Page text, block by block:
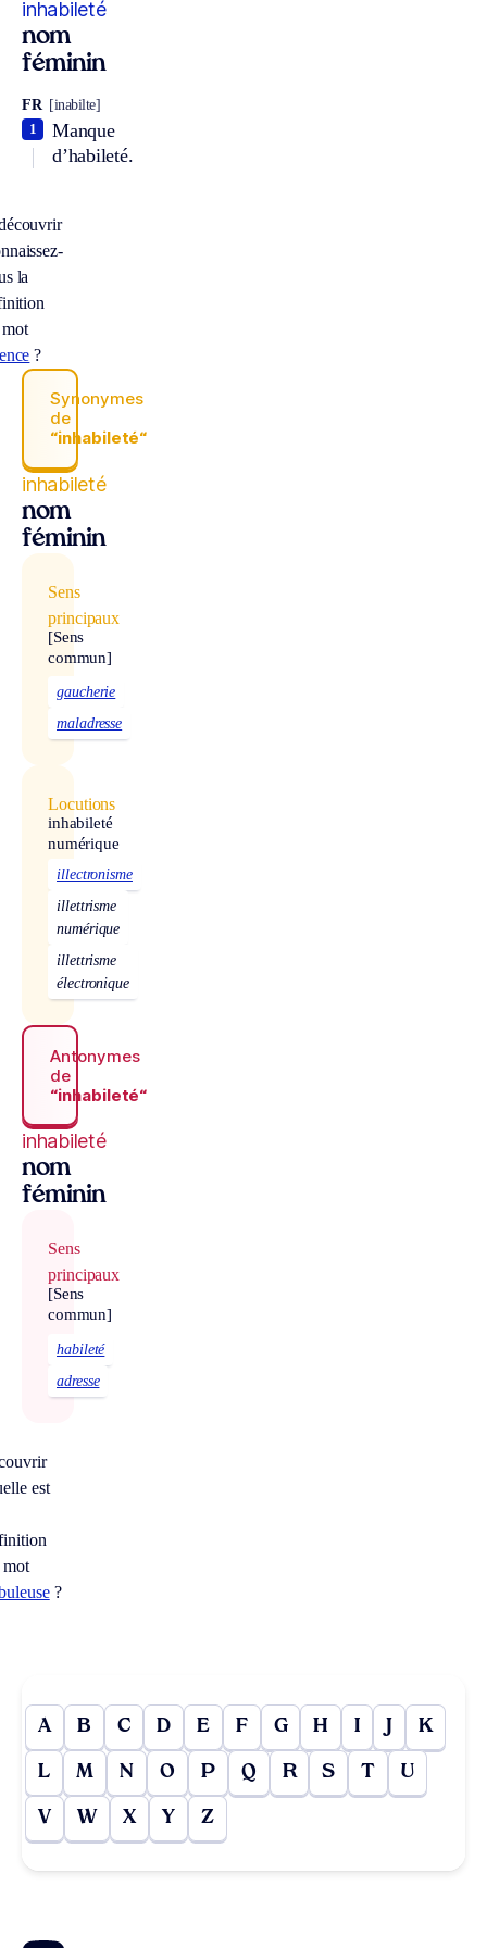
inhabileté
nom
féminin
FR [inabilte]
Manque
d’habileté.
1
la
?
Synonymes
de
“inhabileté“
inhabileté
nom
féminin
Sens
principaux
[Sens
commun]
gaucherie
maladresse
Locutions
inhabileté
numérique
illectronisme
illettrisme
numérique
illettrisme
électronique
Antonymes
de
“inhabileté“
inhabileté
nom
féminin
Sens
principaux
[Sens
commun]
habileté
adresse
est
mot
?
A B C D E F G H I J K
L M N O P Q R S T U
V W X Y Z